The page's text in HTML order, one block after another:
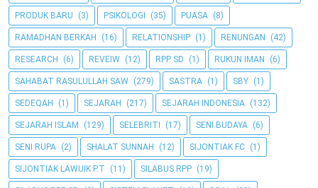
PRODUK BARU (3) PSIKOLOGI (35) PUASA (8)
RAMADHAN BERKAH (16) RELATIONSHIP (1) RENUNGAN (42)
RESEARCH (6) REVEIW (12) RPP SD (1) RUKUN IMAN (6)
SAHABAT RASULULLAH SAW (279) SASTRA (1) SBY (1)
SEDEQAH (1) SEJARAH (217) SEJARAH INDONESIA (132)
SEJARAH ISLAM (129) SELEBRITI (17) SENI BUDAYA (6)
SENI RUPA (2) SHALAT SUNNAH (12) SIJONTIAK FC (1)
SIJONTIAK LAWUIK P.T (11) SILABUS RPP (19)